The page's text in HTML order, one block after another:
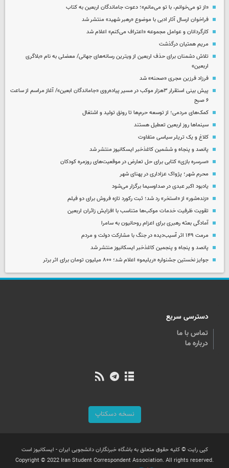
«از تو می‌خوانم، با تو می‌مانم»؛ دعوت جاماندگان اربعین به کتاب
فراخوان ارسال آثار ادبی با موضوع «رهبر شهید» منتشر شد
کارگردانان و عوامل مجموعه «اعتراف می‌کنم» اعلام شد
مریم همتیان درگذشت
تلاش دشمنان برای حذف اربعین از ویترین رسانه‌های جهانی/ معضلی به نام «بلاگری
اربعین»
فرزاد فرزین مجری «صحنه» شد
پیش بینی استقرار ۳هزار موکب در مسیر پیاده‌روی «جاماندگان ابعین»/ آغاز مراسم از ساعت
۶ صبح
کمک‌های مردمی؛ از توسعه حرم‌ها تا رونق تولید و اشتغال
سینماها روز اربعین تعطیل هستند
کلاغ و یک تریلر سیاسی متفاوت
پانصد و پنجاه و ششمین کاغذخبر ایسکانیوز منتشر شد
«سرسره بازی» کتابی برای حل تعارض در موقعیت‌های روزمره کودکان
محرم شهر؛ پژواک عزاداری در پهنای شهر
یادبود اکبر عبدی در صداوسیما برگزار می‌شود
«زنده‌شور» از «استخر» رد شد؛ ثبت رکورد تازه فروش برای دو فیلم
تقویت ظرفیت خدمات موکب‌ها متناسب با افزایش زائران اربعین
آمادگی بعثه رهبری برای اعزام روحانیون به سامرا
مرمت ۱۴۹ اثر آسیب‌دیده در جنگ با مشارکت دولت و مردم
پانصد و پنجاه و پنجمین کاغذخبر ایسکانیوز منتشر شد
جوایز نخستین جشنواره «ریلیمو» اعلام شد؛ ۸۰۰ میلیون تومان برای اثر برتر
دسترسی سریع
تماس با ما
درباره ما
نسخه دسکتاپ
کپی رایت © کلیه حقوق متعلق به باشگاه خبرنگاران دانشجویی ایران - ایسکانیوز است
Copyright © 2022 Iran Student Correspondent Association. All rights reserved.